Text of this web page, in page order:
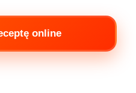
online